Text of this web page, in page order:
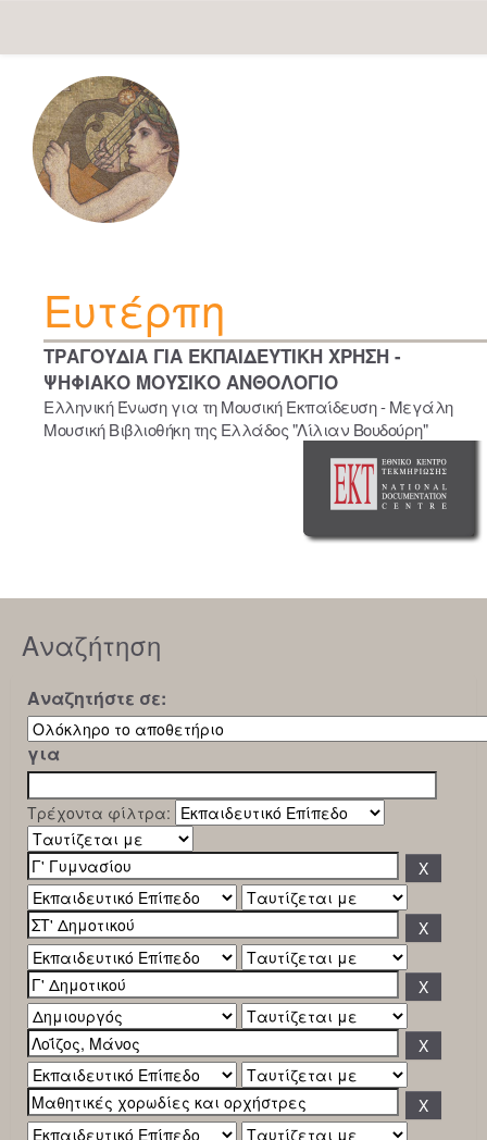
navigation
Ευτέρπη
ΤΡΑΓΟΥΔΙΑ ΓΙΑ ΕΚΠΑΙΔΕΥΤΙΚΗ ΧΡΗΣΗ -
ΨΗΦΙΑΚΟ ΜΟΥΣΙΚΟ ΑΝΘΟΛΟΓΙΟ
Ελληνική Ένωση για τη Μουσική Εκπαίδευση - Μεγάλη
Μουσική Βιβλιοθήκη της Ελλάδος "Λίλιαν Βουδούρη"
Αναζήτηση
Αναζητήστε σε:
για
Τρέχοντα φίλτρα: